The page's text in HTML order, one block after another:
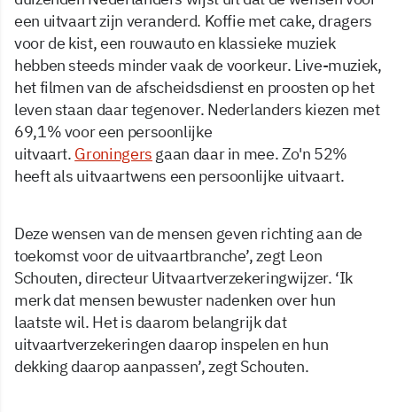
een uitvaart zijn veranderd. Koffie met cake, dragers
voor de kist, een rouwauto en klassieke muziek
hebben steeds minder vaak de voorkeur. Live-muziek,
het filmen van de afscheidsdienst en proosten op het
leven staan daar tegenover. Nederlanders kiezen met
69,1% voor een persoonlijke
uitvaart. Groningers gaan daar in mee. Zo'n 52%
heeft als uitvaartwens een persoonlijke uitvaart.
Deze wensen van de mensen geven richting aan de
toekomst voor de uitvaartbranche’, zegt Leon
Schouten, directeur Uitvaartverzekeringwijzer. ‘Ik
merk dat mensen bewuster nadenken over hun
laatste wil. Het is daarom belangrijk dat
uitvaartverzekeringen daarop inspelen en hun
dekking daarop aanpassen’, zegt Schouten.